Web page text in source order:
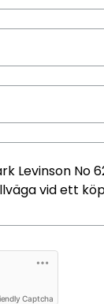
Captcha